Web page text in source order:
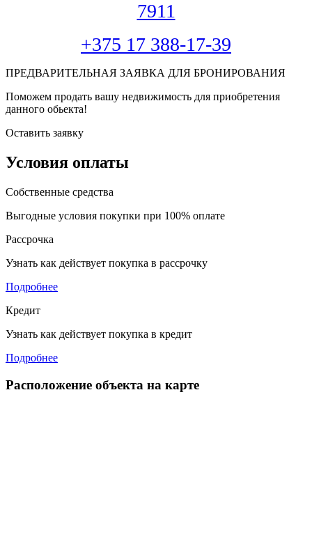
7911
+375 17 388-17-39
ПРЕДВАРИТЕЛЬНАЯ ЗАЯВКА ДЛЯ БРОНИРОВАНИЯ
Поможем продать вашу недвижимость для приобретения
данного обьекта!
Оставить заявку
Условия оплаты
Собственные средства
Выгодные условия покупки при 100% оплате
Рассрочка
Узнать как действует покупка в рассрочку
Подробнее
Кредит
Узнать как действует покупка в кредит
Подробнее
Расположение объекта на карте